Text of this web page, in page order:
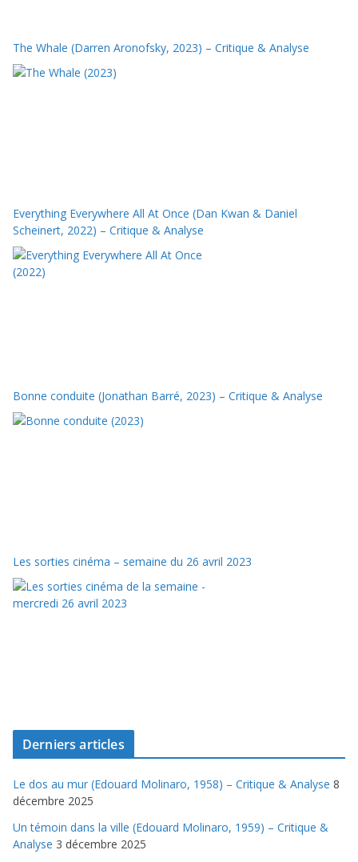
The Whale (Darren Aronofsky, 2023) – Critique & Analyse
Everything Everywhere All At Once (Dan Kwan & Daniel
Scheinert, 2022) – Critique & Analyse
Bonne conduite (Jonathan Barré, 2023) – Critique & Analyse
Les sorties cinéma – semaine du 26 avril 2023
Derniers articles
Le dos au mur (Edouard Molinaro, 1958) – Critique & Analyse 8
décembre 2025
Un témoin dans la ville (Edouard Molinaro, 1959) – Critique &
Analyse 3 décembre 2025